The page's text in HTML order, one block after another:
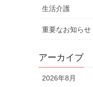
生活介護
重要なお知らせ
アーカイブ
2026年8月